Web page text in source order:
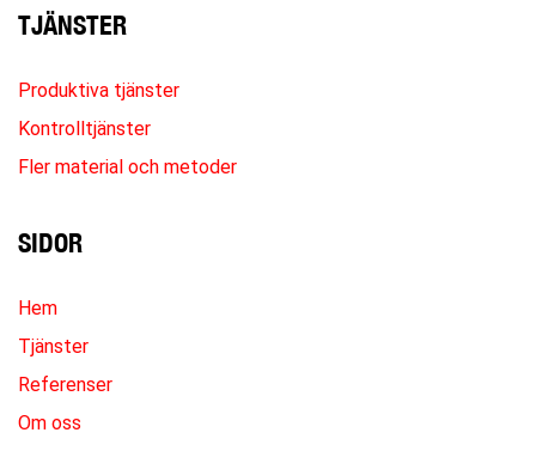
TJÄNSTER
Produktiva tjänster
Kontrolltjänster
Fler material och metoder
SIDOR
Hem
Tjänster
Referenser
Om oss